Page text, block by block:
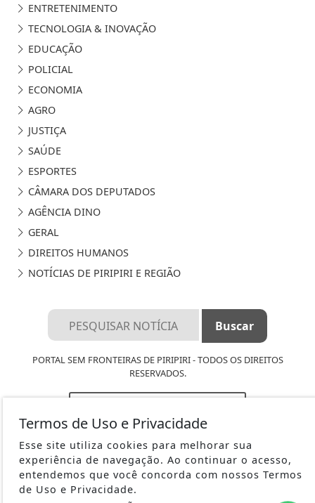
ENTRETENIMENTO
TECNOLOGIA & INOVAÇÃO
EDUCAÇÃO
POLICIAL
ECONOMIA
AGRO
JUSTIÇA
SAÚDE
ESPORTES
CÂMARA DOS DEPUTADOS
AGÊNCIA DINO
GERAL
DIREITOS HUMANOS
NOTÍCIAS DE PIRIPIRI E REGIÃO
PORTAL SEM FRONTEIRAS DE PIRIPIRI - TODOS OS DIREITOS
RESERVADOS.
TERMOS DE USO E PRIVACIDADE
SOBRE
FAQ
Termos de Uso e Privacidade
Esse site utiliza cookies para melhorar sua
experiência de navegação. Ao continuar o acesso,
entendemos que você concorda com nossos Termos
de Uso e Privacidade.